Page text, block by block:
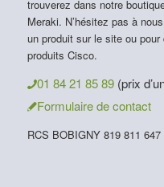
trouverez dans notre
Meraki. N’hésitez pas à
un produit sur le site ou pour
produits Cisco.
01 84 21 85 89 (prix
Formulaire de contact
RCS BOBIGNY 819 811 647